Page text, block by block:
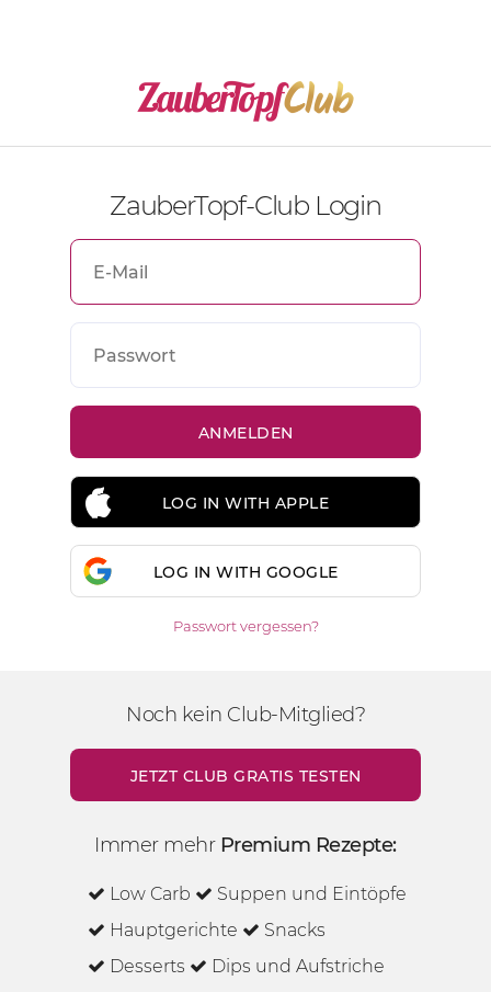
ZauberTopf-Club Login
LOG IN WITH APPLE
LOG IN WITH GOOGLE
Passwort vergessen?
Noch kein Club-Mitglied?
JETZT CLUB GRATIS TESTEN
Immer mehr Premium Rezepte:
Low Carb
Suppen und Eintöpfe
Hauptgerichte
Snacks
Desserts
Dips und Aufstriche